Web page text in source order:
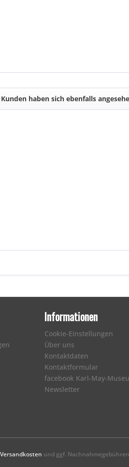
Kunden haben sich ebenfalls
Informationen
Cookie-Einstellungen
Über uns
Kontaktdaten
Kontaktformular
facebook Karl-May-
Newsletter
Versandkosten und ggf.